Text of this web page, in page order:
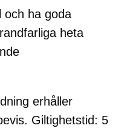
och ha goda
heta
erhåller
Giltighetstid: 5